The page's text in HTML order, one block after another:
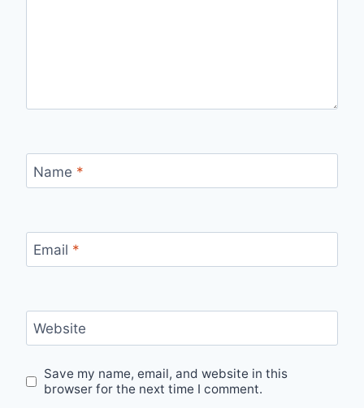
Name *
Email *
Website
Save my name, email, and website in this
browser for the next time I comment.